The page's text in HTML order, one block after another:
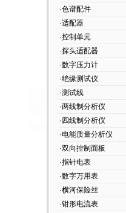
·色谱配件
·适配器
·控制单元
·探头适配器
·数字压力计
·绝缘测试仪
·测试线
·两线制分析仪
·四线制分析仪
·电能质量分析仪
·双向控制面板
·指针电表
·数字万用表
·横河保险丝
·钳形电流表